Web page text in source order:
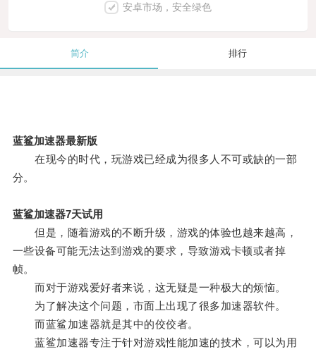
安卓市场，安全绿色
简介 排行
蓝鲨加速器最新版
在现今的时代，玩游戏已经成为很多人不可或缺的一部
分。
蓝鲨加速器7天试用
但是，随着游戏的不断升级，游戏的体验也越来越高，
一些设备可能无法达到游戏的要求，导致游戏卡顿或者掉
帧。
而对于游戏爱好者来说，这无疑是一种极大的烦恼。
为了解决这个问题，市面上出现了很多加速器软件。
而蓝鲨加速器就是其中的佼佼者。
蓝鲨加速器专注于针对游戏性能加速的技术，可以为用